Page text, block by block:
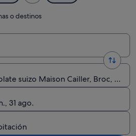
o destinos
suizo Maison Cailler, Broc,
31 ago.